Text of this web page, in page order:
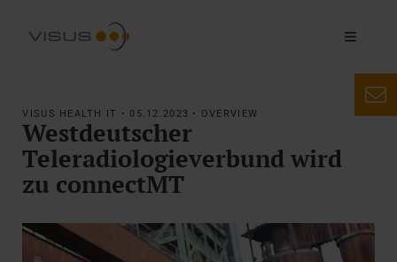
VISUS HEALTH IT • 05.12.2023 • OVERVIEW
Westdeutscher
Teleradiologieverbund wird
zu connectMT